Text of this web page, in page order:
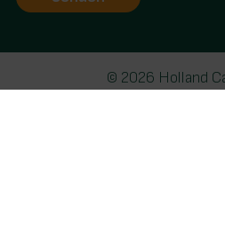
© 2026 Holland
Haftungsausschluss und